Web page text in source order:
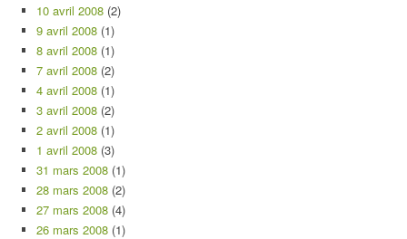
10 avril 2008 (2)
9 avril 2008 (1)
8 avril 2008 (1)
7 avril 2008 (2)
4 avril 2008 (1)
3 avril 2008 (2)
2 avril 2008 (1)
1 avril 2008 (3)
31 mars 2008 (1)
28 mars 2008 (2)
27 mars 2008 (4)
26 mars 2008 (1)